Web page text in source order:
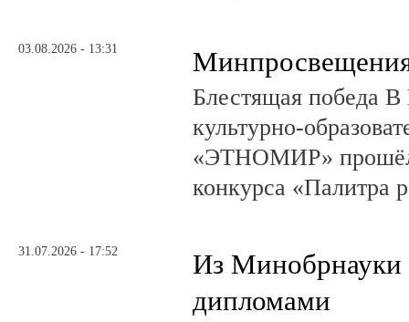
03.08.2026 - 13:31
Блестящая победа В
культурно-
«ЭТНОМИР» прошёл
конкурса «Палитра
31.07.2026 - 17:52
Из Минобрнауки
дипломами